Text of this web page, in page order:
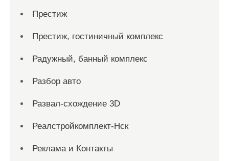
Престиж
Престиж, гостиничный комплекс
Радужный, банный комплекс
Разбор авто
Развал-схождение 3D
Реалстройкомплект-Нск
Реклама и Контакты